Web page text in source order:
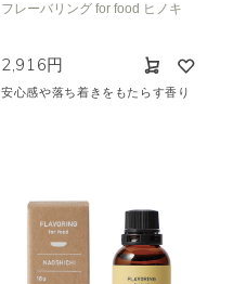
フレーバリング for food ヒノキ
2,916円
安心感や落ち着きをもたらす香り